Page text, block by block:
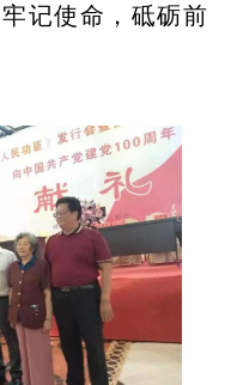
记使命，砥砺前